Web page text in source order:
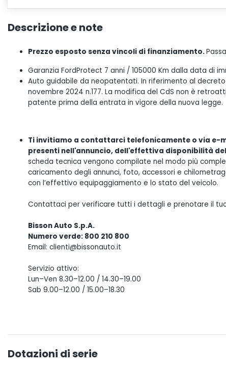
Descrizione e note
Prezzo esposto senza vincoli di finanziamento.
Garanzia FordProtect 7 anni / 105000 Km dalla data di
Auto guidabile da neopatentati. In riferimento al
novembre 2024 n.177. La modifica del CdS non è
patente prima della entrata in vigore della nuova legge.
Ti invitiamo a contattarci telefonicamente o via e-
presenti nell'annuncio, dell'effettiva disponibilità
scheda tecnica vengono compilate nel modo più
caricamento degli annunci, foto, accessori e
con l’effettivo equipaggiamento e lo stato del veicolo.
Contattaci per verificare tutti i dettagli e prenotare il
Bisson Auto S.p.A.
Numero verde: 800 210 800
Email: clienti@bissonauto.it
Servizio attivo:
Lun–Ven 8.30–12.00 / 14.30–19.00
Sab 9.00–12.00 / 15.00–18.30
Dotazioni di serie